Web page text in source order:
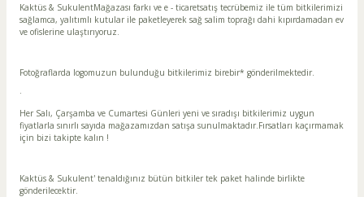
Kaktüs & SukulentMağazası farkı ve e - ticaretsatış tecrübemiz ile tüm bitkilerimizi
sağlamca, yalıtımlı kutular ile paketleyerek sağ salim toprağı dahi kıpırdamadan ev
ve ofislerine ulaştırıyoruz.
Fotoğraflarda logomuzun bulunduğu bitkilerimiz birebir* gönderilmektedir.
·
Her Salı, Çarşamba ve Cumartesi Günleri yeni ve sıradışı bitkilerimiz uygun
fiyatlarla sınırlı sayıda mağazamızdan satışa sunulmaktadır.Fırsatları kaçırmamak
için bizi takipte kalın !
Kaktüs & Sukulent' tenaldığınız bütün bitkiler tek paket halinde birlikte
gönderilecektir.